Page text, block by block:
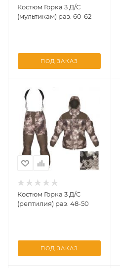
Костюм Горка 3 Д/С
(мультикам) раз. 60-62
ПОД ЗАКАЗ
Костюм Горка 3 Д/С
(рептилия) раз. 48-50
ПОД ЗАКАЗ